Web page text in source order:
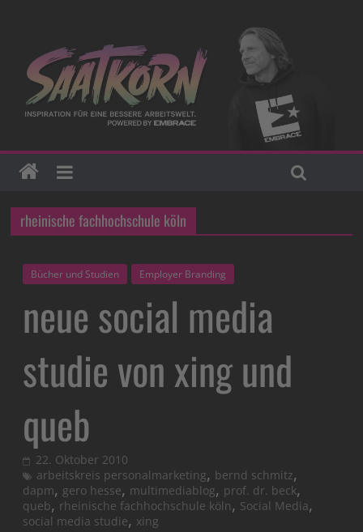
rheinische fachhochschule köln
Bücher und Studien Employer Branding
neue social media
studie von xing und
queb
22. Oktober 2010
arbeitskreis personalmarketing, bernd schmitz,
dapm, gero hesse, multimediablog, prof. dr. beck,
queb, rheinische fachhochschule köln, Social Media,
social media studie, xing